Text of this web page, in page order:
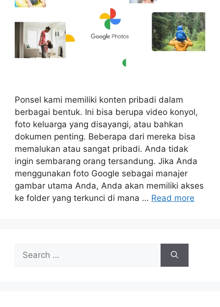
Ponsel kami memiliki konten pribadi dalam
berbagai bentuk. Ini bisa berupa video konyol,
foto keluarga yang disayangi, atau bahkan
dokumen penting. Beberapa dari mereka bisa
memalukan atau sangat pribadi. Anda tidak
ingin sembarang orang tersandung. Jika Anda
menggunakan foto Google sebagai manajer
gambar utama Anda, Anda akan memiliki akses
ke folder yang terkunci di mana … Read more
Search
for: